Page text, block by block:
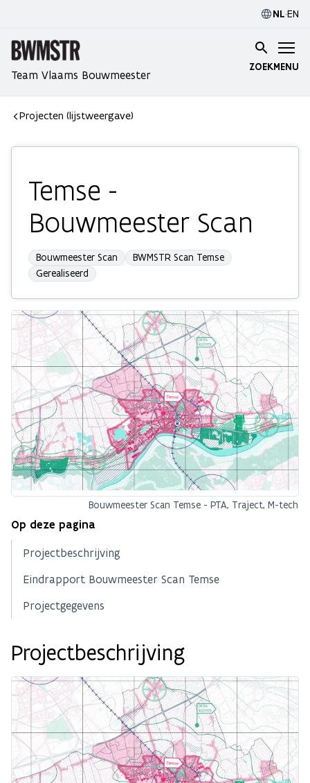
NL·EN
Team Vlaams Bouwmeester
ZOEKMENU
Projecten (lijstweergave)
Temse -
Bouwmeester Scan
Bouwmeester Scan
BWMSTR Scan Temse
Gerealiseerd
Bouwmeester Scan Temse - PTA, Traject, M-tech
Op deze pagina
Projectbeschrijving
Eindrapport Bouwmeester Scan Temse
Projectgegevens
Projectbeschrijving